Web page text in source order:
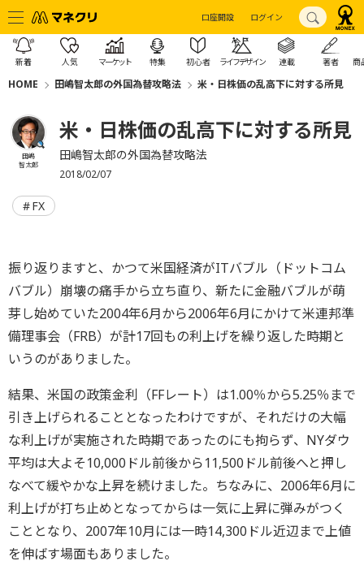
口座開設 ログイン
新着 人気 マーケット 特集 初心者 ライフデザイン 連載 著者 商
HOME 田嶋智太郎の外国為替攻略法 米・日株価の乱高下に対する所見
田嶋
智太郎
米・日株価の乱高下に対する所見
田嶋智太郎の外国為替攻略法
2018/02/07
FX
振り返りますと、かつて米国経済がITバブル（ドットコム
バブル）崩壊の痛手から立ち直り、新たに金融バブルが萌
芽し始めていた2004年6月から2006年6月にかけて米連邦準
備理事会（FRB）が計17回もの利上げを繰り返した時期と
いうのがありました。
結果、米国の政策金利（FFレート）は1.00％から5.25％まで
引き上げられることとなったわけですが、それだけの大幅
な利上げが実施された時期であったのにも拘らず、NYダウ
平均は大よそ10,000ドル前後から11,500ドル前後へと押し
なべて緩やかな上昇を続けました。ちなみに、2006年6月に
利上げが打ち止めとなってからは一気に上昇に弾みがつく
こととなり、2007年10月には一時14,300ドル近辺まで上値
を伸ばす場面もありました。